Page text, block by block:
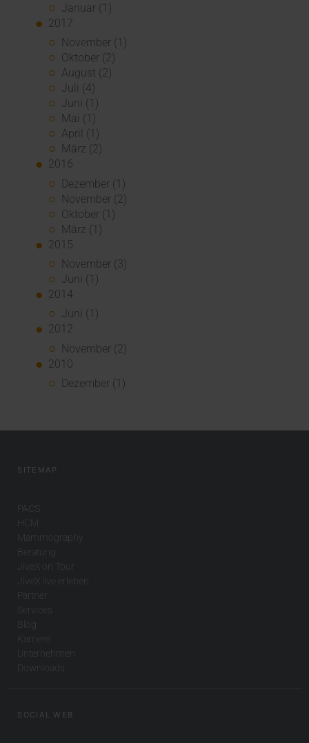
Januar (1)
2017
November (1)
Oktober (2)
August (2)
Juli (4)
Juni (1)
Mai (1)
April (1)
März (2)
2016
Dezember (1)
November (2)
Oktober (1)
März (1)
2015
November (3)
Juni (1)
2014
Juni (1)
2012
November (2)
2010
Dezember (1)
SITEMAP
PACS
HCM
Mammography
Beratung
JiveX on Tour
JiveX live erleben
Partner
Services
Blog
Karriere
Unternehmen
Downloads
SOCIAL WEB